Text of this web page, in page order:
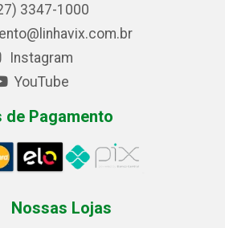
3347-1000
Instagram
YouTube
de Pagamento
Nossas Lojas